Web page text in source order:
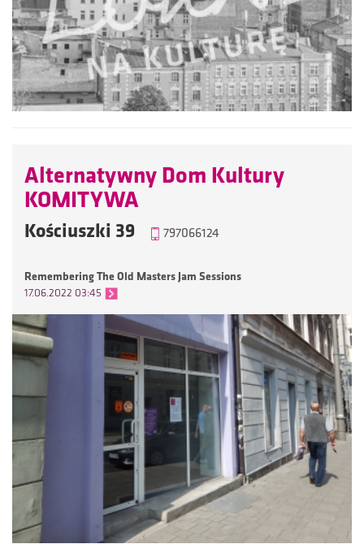
Alternatywny Dom Kultury
KOMITYWA
Kościuszki 39 797066124
Remembering The Old Masters Jam Sessions
17.06.2022 03:45